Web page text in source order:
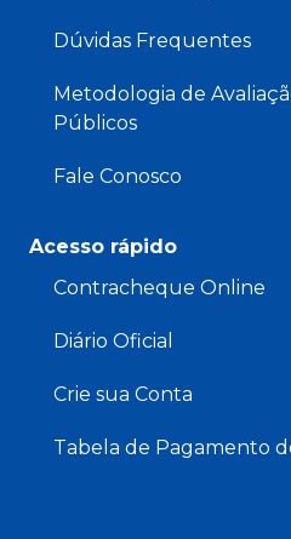
Dúvidas Frequentes
Metodologia de
Públicos
Fale Conosco
Acesso rápido
Contracheque Online
Diário Oficial
Crie sua Conta
Tabela de Pagamento